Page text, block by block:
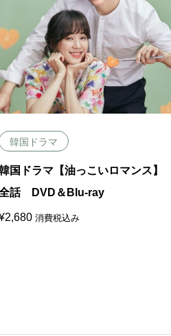
韓国ドラマ
国ドラマ【油っこいロマンス】
話 DVD＆Blu-ray
2,680 消費税込み